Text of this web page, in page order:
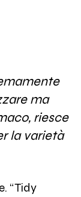
ma
riesce
la varietà
“Tidy